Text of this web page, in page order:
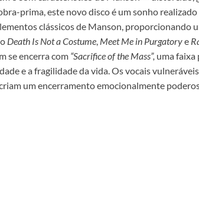
prima, este novo disco é um sonho realizado
clássicos de Manson, proporcionando
Death Is Not a Costume Meet Me in Purgatorye
se encerra com “Sacrifice of the Mass”, uma
e a fragilidade da vida. Os vocais
um encerramento emocionalmente